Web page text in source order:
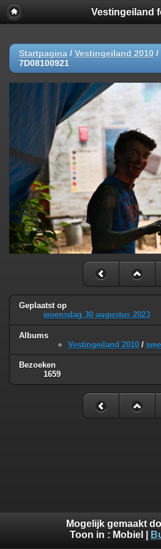
Vestingeiland
Startpagina / Vestingeiland 2010 /
7D08100921
Geplaatst op
woensdag 30 augustus 2023
Albums
Vestingeiland 2010 /
Bezoeken
1659
Mogelijk gemaakt
Toon in : Mobiel